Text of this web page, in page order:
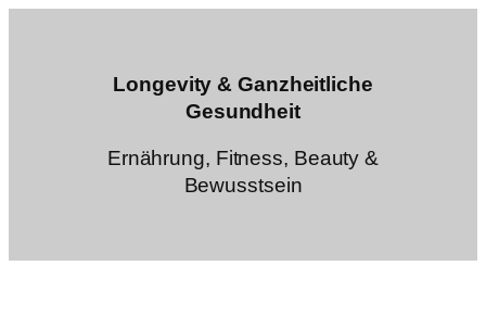
Longevity & Ganzheitliche
Gesundheit
Ernährung, Fitness, Beauty &
Bewusstsein